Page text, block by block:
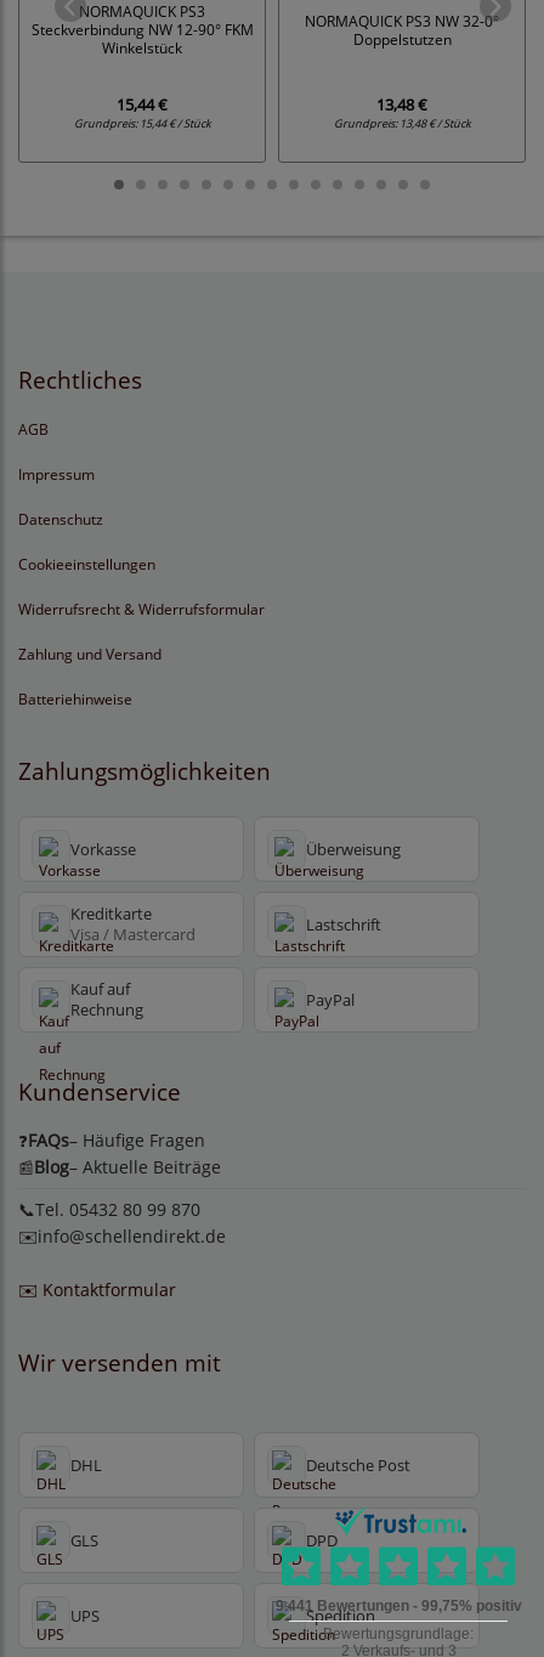
NORMAQUICK PS3
Steckverbindung NW 12-90° FKM
Winkelstück
15,44 €
Grundpreis: 15,44 € / Stück
NORMAQUICK PS3 NW 32-0°
Doppelstutzen
13,48 €
Grundpreis: 13,48 € / Stück
Rechtliches
AGB
Impressum
Datenschutz
Cookieeinstellungen
Widerrufsrecht & Widerrufsformular
Zahlung und Versand
Batteriehinweise
Zahlungsmöglichkeiten
Vorkasse Überweisung
Kreditkarte
Visa / Mastercard Lastschrift
Kauf auf
Rechnung
PayPal
Kundenservice
❓FAQs– Häufige Fragen
📰Blog– Aktuelle Beiträge
📞Tel. 05432 80 99 870
✉️info@schellendirekt.de
✉️ Kontaktformular
Wir versenden mit
DHL Deutsche Post
GLS DPD
UPS Spedition